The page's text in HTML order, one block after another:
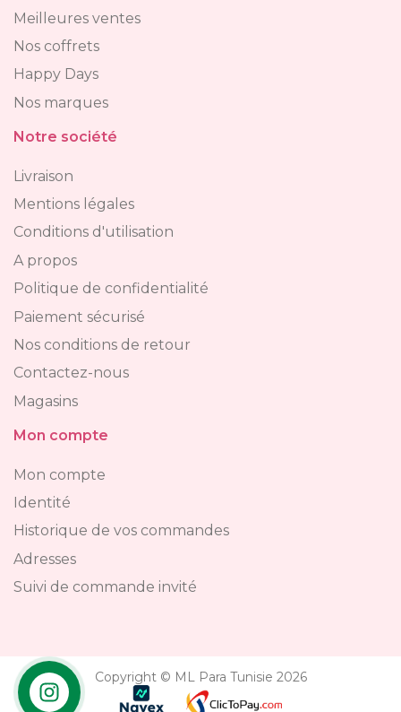
Meilleures ventes
Nos coffrets
Happy Days
Nos marques
Notre société
Livraison
Mentions légales
Conditions d'utilisation
A propos
Politique de confidentialité
Paiement sécurisé
Nos conditions de retour
Contactez-nous
Magasins
Mon compte
Mon compte
Identité
Historique de vos commandes
Adresses
Suivi de commande invité
Copyright © ML Para Tunisie 2026